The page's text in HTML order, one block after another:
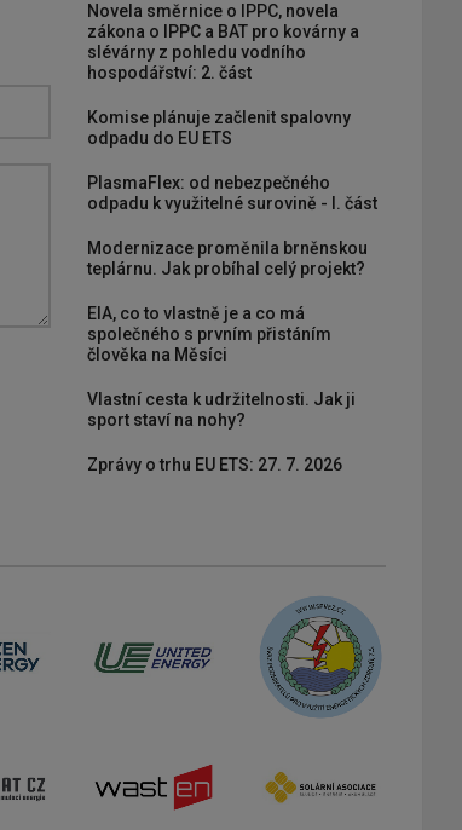
Novela směrnice o IPPC, novela
zákona o IPPC a BAT pro kovárny a
slévárny z pohledu vodního
hospodářství: 2. část
Komise plánuje začlenit spalovny
odpadu do EU ETS
PlasmaFlex: od nebezpečného
odpadu k využitelné surovině - I. část
Modernizace proměnila brněnskou
teplárnu. Jak probíhal celý projekt?
EIA, co to vlastně je a co má
společného s prvním přistáním
člověka na Měsíci
Vlastní cesta k udržitelnosti. Jak ji
sport staví na nohy?
Zprávy o trhu EU ETS: 27. 7. 2026